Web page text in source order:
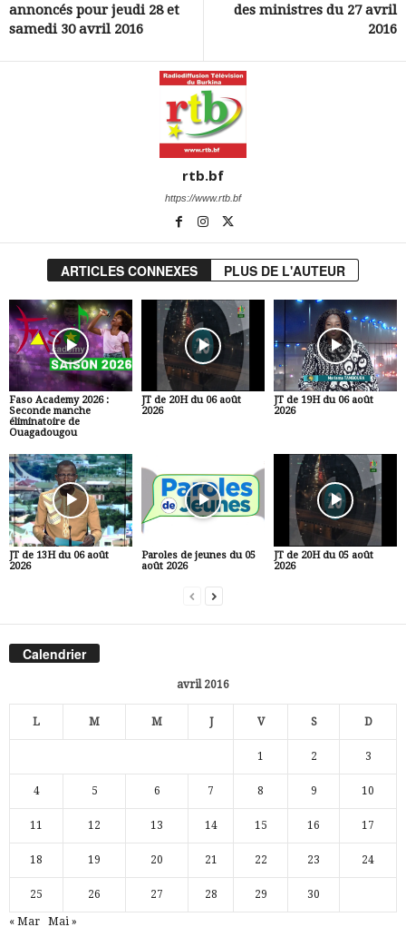
annoncés pour jeudi 28 et
samedi 30 avril 2016
des ministres du 27 avril
2016
rtb.bf
https://www.rtb.bf
ARTICLES CONNEXES PLUS DE L'AUTEUR
Faso Academy 2026 :
Seconde manche
éliminatoire de
Ouagadougou
JT de 20H du 06 août
2026
JT de 19H du 06 août
2026
JT de 13H du 06 août
2026
Paroles de jeunes du 05
août 2026
JT de 20H du 05 août
2026
Calendrier
avril 2016
L M M J V S D
1 2 3
4 5 6 7 8 9 10
11 12 13 14 15 16 17
18 19 20 21 22 23 24
25 26 27 28 29 30
« Mar Mai »